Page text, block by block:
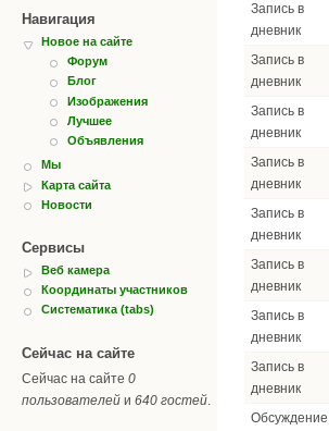
Навигация
Новое на сайте
Форум
Блог
Изображения
Лучшее
Объявления
Мы
Карта сайта
Новости
Сервисы
Веб камера
Координаты участников
Систематика (tabs)
Сейчас на сайте
Сейчас на сайте 0
пользователей и 640 гостей.
Запись в
дневник
Запись в
дневник
Запись в
дневник
Запись в
дневник
Запись в
дневник
Запись в
дневник
Запись в
дневник
Запись в
дневник
Обсуждение